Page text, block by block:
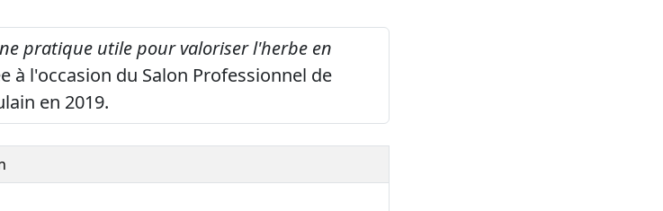
pratique utile pour valoriser l'herbe en
à l'occasion du Salon Professionnel de
en 2019.